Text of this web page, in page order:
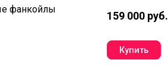
фанкойлы
159 000 руб.